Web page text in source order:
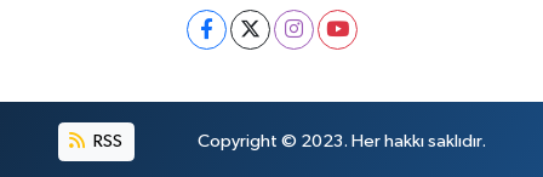
RSS Copyright © 2023. Her hakkı saklıdır.